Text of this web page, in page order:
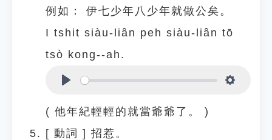
例如：
伊七少年八少年就做公矣。
I tshit siàu-liân peh siàu-liân tō
tsò kong--ah.
( 他年紀輕輕的就當爺爺了。 )
[ 動詞 ] 招惹。